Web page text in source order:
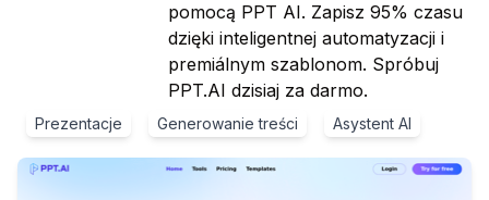
pomocą PPT AI. Zapisz 95% czasu
dzięki inteligentnej automatyzacji i
premiálnym szablonom. Spróbuj
PPT.AI dzisiaj za darmo.
Prezentacje Generowanie treści Asystent AI